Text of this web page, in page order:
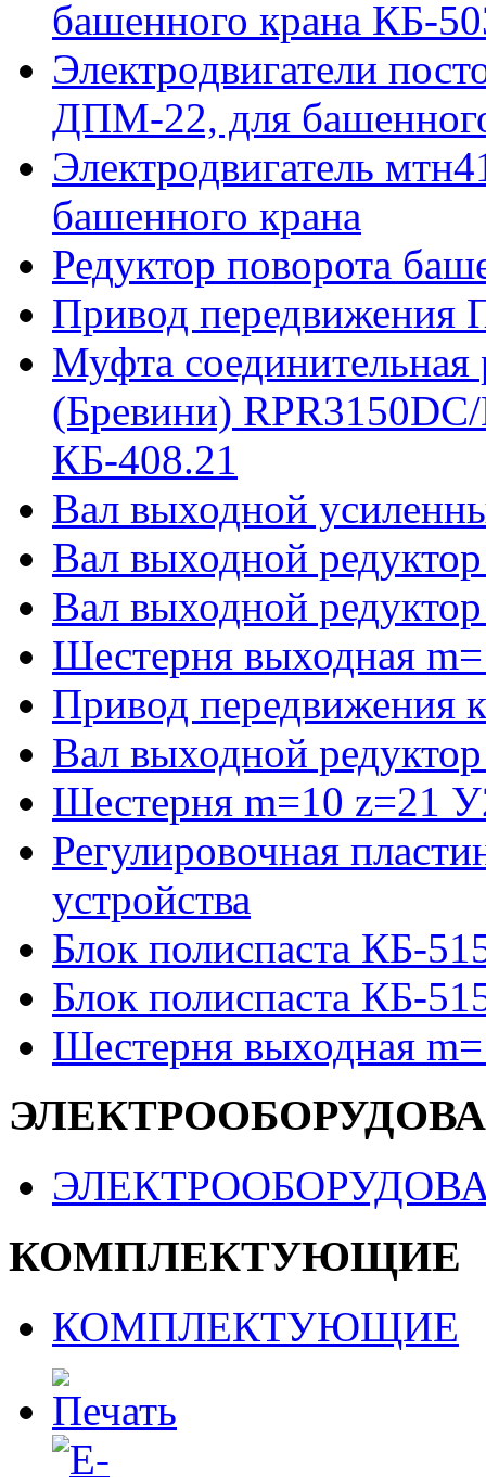
башенного крана КБ-
Электродвигатели
ДПМ-22, для
Электродвигатель
башенного крана
Редуктор поворота
Привод передвижения
Муфта
(Бревини)
КБ-408.21
Вал выходной
Вал выходной
Вал выходной
Шестерня выходная
Привод передвижения
Вал выходной
Шестерня m=10 z=21
Регулировочная
устройства
Блок полиспаста КБ-
Блок полиспаста КБ-
Шестерня выходная
КОМПЛЕКТУЮЩИЕ
КОМПЛЕКТУЮЩИЕ